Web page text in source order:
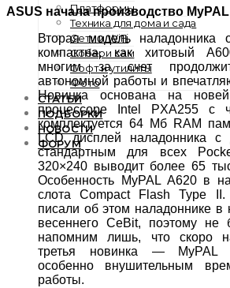
Платформы
Техника для дома и сада
Сети и WiFi
Собери сам
Софт и утилиты
Фото
СТАТЬИ
ПОДБОРКИ
НОВОСТИ
ФОРУМ
ASUS начала производство
Вторая модель наладонника
компактна, как хитовый
многим за счет
автономной работы и
Новинка основана на
процессоре Intel PXA255 с
комплектуется 64 Мб RAM
LCD дисплей наладонника с
стандартным для всех
320×240 выводит более 65
Особенность MyPAL A620 в
слота Compact Flash Type
писали об этом наладоннике
весеннего CeBit, поэтому не
напомним лишь, что скоро
третья новинка — MyPAL
особенно внушительным
работы.